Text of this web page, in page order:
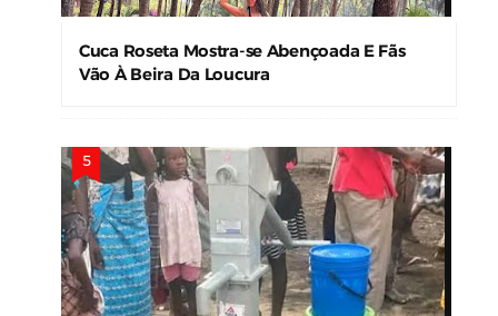
Cuca Roseta Mostra-se Abençoada E Fãs
Vão À Beira Da Loucura